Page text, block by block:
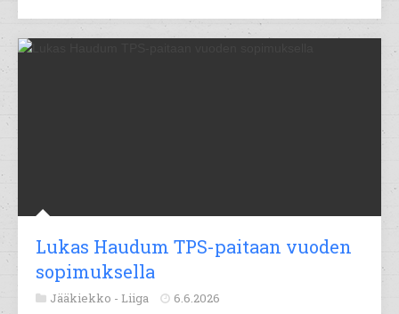
Lukas Haudum TPS-paitaan vuoden
sopimuksella
Jääkiekko - Liiga 6.6.2026